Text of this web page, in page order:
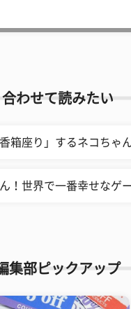
合わせて読みたい
箱座り」するネコちゃ
！世界で一番幸せなゲ
集部ピックアップ